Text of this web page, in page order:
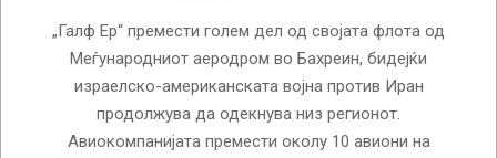
„Галф Ер“ премести голем дел од својата флота од
Меѓународниот аеродром во Бахреин, бидејќи
израелско-американската војна против Иран
продолжува да одекнува низ регионот.
Авиокомпанијата премести околу 10 авиони на